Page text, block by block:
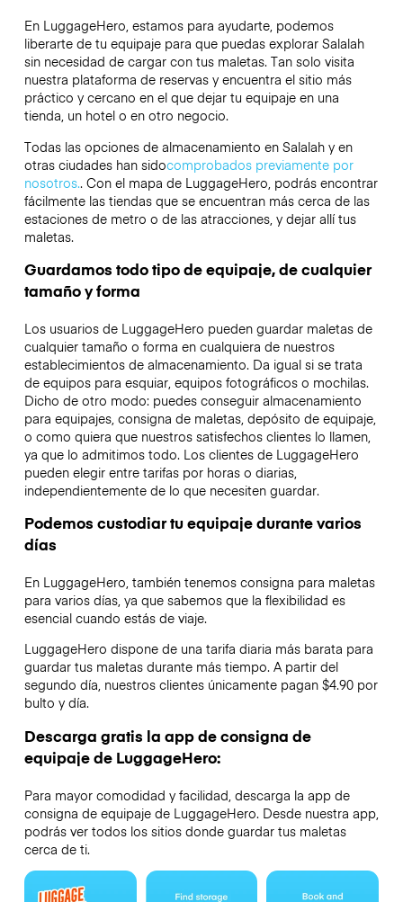
En LuggageHero, estamos para ayudarte, podemos
liberarte de tu equipaje para que puedas explorar Salalah
sin necesidad de cargar con tus maletas. Tan solo visita
nuestra plataforma de reservas y encuentra el sitio más
práctico y cercano en el que dejar tu equipaje en una
tienda, un hotel o en otro negocio.
Todas las opciones de almacenamiento en Salalah y en
otras ciudades han sidocomprobados previamente por
nosotros.. Con el mapa de LuggageHero, podrás encontrar
fácilmente las tiendas que se encuentran más cerca de las
estaciones de metro o de las atracciones, y dejar allí tus
maletas.
Guardamos todo tipo de equipaje, de cualquier
tamaño y forma
Los usuarios de LuggageHero pueden guardar maletas de
cualquier tamaño o forma en cualquiera de nuestros
establecimientos de almacenamiento. Da igual si se trata
de equipos para esquiar, equipos fotográficos o mochilas.
Dicho de otro modo: puedes conseguir almacenamiento
para equipajes, consigna de maletas, depósito de equipaje,
o como quiera que nuestros satisfechos clientes lo llamen,
ya que lo admitimos todo. Los clientes de LuggageHero
pueden elegir entre tarifas por horas o diarias,
independientemente de lo que necesiten guardar.
Podemos custodiar tu equipaje durante varios
días
En LuggageHero, también tenemos consigna para maletas
para varios días, ya que sabemos que la flexibilidad es
esencial cuando estás de viaje.
LuggageHero dispone de una tarifa diaria más barata para
guardar tus maletas durante más tiempo. A partir del
segundo día, nuestros clientes únicamente pagan $4.90 por
bulto y día.
Descarga gratis la app de consigna de
equipaje de LuggageHero:
Para mayor comodidad y facilidad, descarga la app de
consigna de equipaje de LuggageHero. Desde nuestra app,
podrás ver todos los sitios donde guardar tus maletas
cerca de ti.